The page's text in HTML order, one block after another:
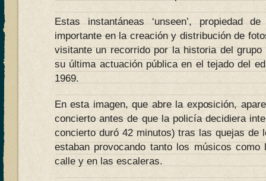
Estas instantáneas ‘unseen’, propiedad
importante en la creación y distribución de
visitante un recorrido por la historia del
su última actuación pública en el tejado del
1969.
En esta imagen, que abre la exposición,
concierto antes de que la policía decidiera
concierto duró 42 minutos) tras las quejas de
estaban provocando tanto los músicos
calle y en las escaleras.